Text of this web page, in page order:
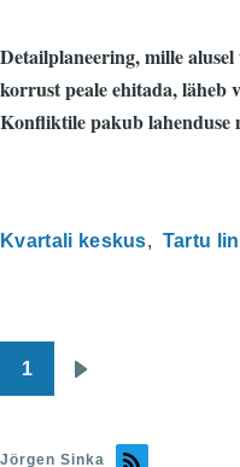
Detailplaneering, mille
korrust peale ehitada, läheb
Konfliktile pakub lahenduse
Kvartali keskus Tartu
Pagination
1
Jörgen Sinka